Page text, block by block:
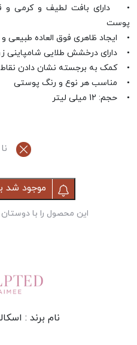
• دارای بافت لطیف و کرمی و
پوست
• ایجاد ظاهری فوق العاده
• دارای درخشش طلایی شامپاینی
• کمک به برجسته نشان دادن
• مناسب هر نوع و رنگ پوستی
• حجم: 12 میلی لیتر
موجود شد
این محصول را با
نام برند :